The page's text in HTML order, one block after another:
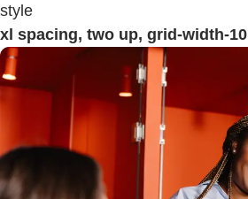
style
xl spacing, two up, grid-width-10